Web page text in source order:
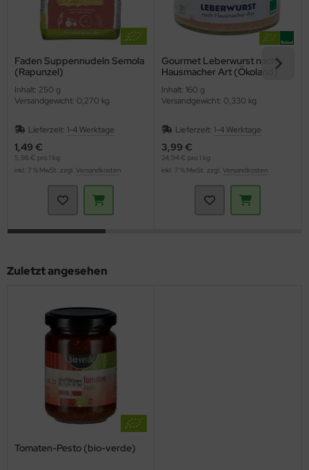
Faden Suppennudeln Semola
(Rapunzel)
Inhalt: 250 g
Versandgewicht: 0,270 kg
Lieferzeit: 1-4 Werktage
1,49 €
5,96 € pro 1 kg
inkl. 7 % MwSt. zzgl. Versandkosten
Gourmet Leberwurst nach
Hausmacher Art (Ökoland)
Inhalt: 160 g
Versandgewicht: 0,330 kg
Lieferzeit: 1-4 Werktage
3,99 €
24,94 € pro 1 kg
inkl. 7 % MwSt. zzgl. Versandkosten
Zuletzt angesehen
Tomaten-Pesto (bio-verde)